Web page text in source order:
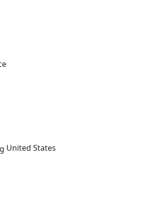
United States